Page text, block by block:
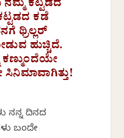
ನಮ್ಮ ಕಟ್ಟಡದ
ಕಡೆ
ಥ್ರಿಲ್ಲರ್
ಹುಚ್ಚಿದೆ.
ಸಿನಿಮಾವಾಗಿತ್ತು!
ನನ್ನ ದಿನದ
ಬಂದೇ